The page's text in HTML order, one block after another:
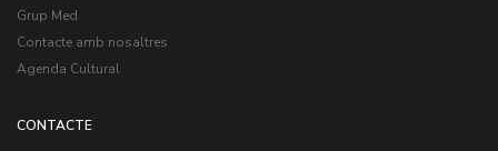
Grup Med
Contacte amb nosaltres
Agenda Cultural
CONTACTE